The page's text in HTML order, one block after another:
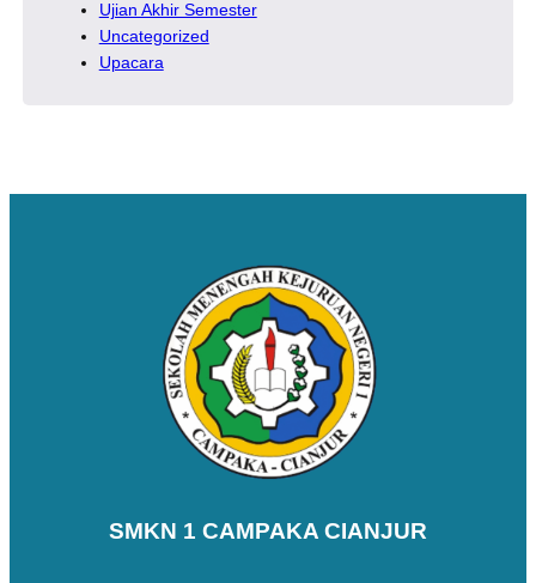
Ujian Akhir Semester
Uncategorized
Upacara
SMKN 1 CAMPAKA CIANJUR